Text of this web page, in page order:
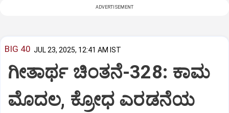
ADVERTISEMENT
BIG 40 JUL 23, 2025, 12:41 AM IST
ಗೀತಾರ್ಥ ಚಿಂತನೆ-328: ಕಾಮ
ಮೊದಲ, ಕ್ರೋಧ ಎರಡನೆಯ